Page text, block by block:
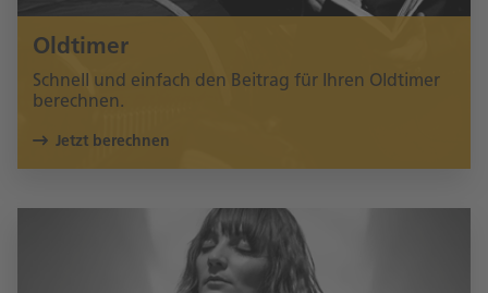
Oldtimer
Schnell und einfach den Beitrag für Ihren Oldtimer
berechnen.
Jetzt berechnen